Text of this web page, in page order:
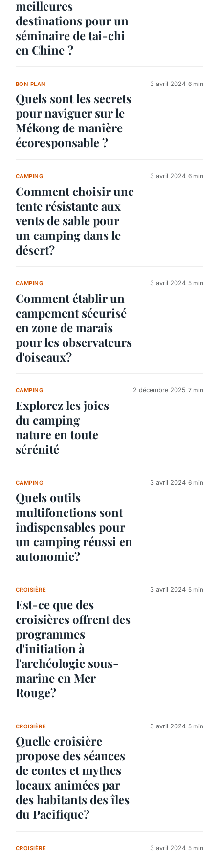
meilleures
destinations pour un
séminaire de tai-chi
en Chine ?
BON PLAN
Quels sont les secrets
pour naviguer sur le
Mékong de manière
écoresponsable ?
3 avril 2024 6 min
CAMPING
Comment choisir une
tente résistante aux
vents de sable pour
un camping dans le
désert?
3 avril 2024 6 min
CAMPING
Comment établir un
campement sécurisé
en zone de marais
pour les observateurs
d'oiseaux?
3 avril 2024 5 min
CAMPING
Explorez les joies
du camping
nature en toute
sérénité
2 décembre 2025 7 min
CAMPING
Quels outils
multifonctions sont
indispensables pour
un camping réussi en
autonomie?
3 avril 2024 6 min
CROISIÈRE
Est-ce que des
croisières offrent des
programmes
d'initiation à
l'archéologie sous-
marine en Mer
Rouge?
3 avril 2024 5 min
CROISIÈRE
Quelle croisière
propose des séances
de contes et mythes
locaux animées par
des habitants des îles
du Pacifique?
3 avril 2024 5 min
CROISIÈRE 3 avril 2024 5 min